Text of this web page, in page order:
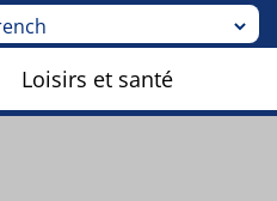
Loisirs et santé